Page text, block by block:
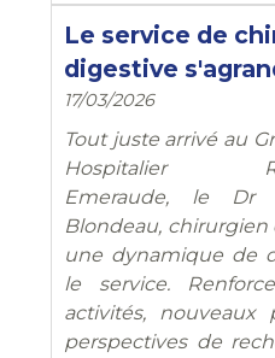
Le service de
digestive
17/03/2026
Tout juste arrivé au
Hospitalier
Emeraude, le Dr
Blondeau, chirurgien
une dynamique de
le service.
activités, nouveaux
perspectives de